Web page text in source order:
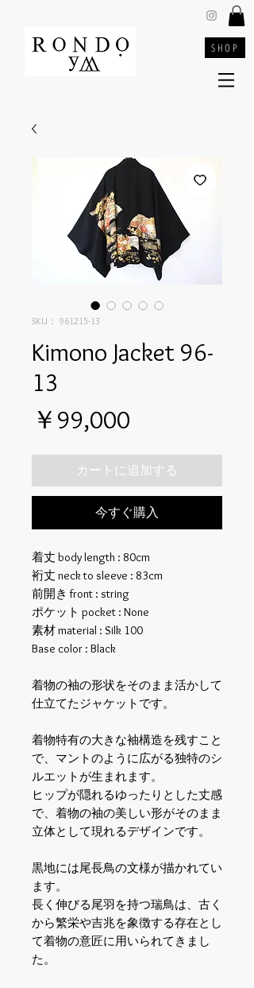
SHOP
SKU： 961215-13
Kimono Jacket 96-
13
￥99,000
格
カートに追加する
今すぐ購入
着丈 body length : 80cm
裄丈 neck to sleeve : 83cm
前開き front : string
ポケット pocket : None
素材 material : Silk 100
Base color : Black
着物の袖の形状をそのまま活かして
仕立てたジャケットです。
着物特有の大きな袖構造を残すこと
で、マントのように広がる独特のシ
ルエットが生まれます。
ヒップが隠れるゆったりとした丈感
で、着物の袖の美しい形がそのまま
立体として現れるデザインです。
黒地には尾長鳥の文様が描かれてい
ます。
長く伸びる尾羽を持つ瑞鳥は、古く
から繁栄や吉兆を象徴する存在とし
て着物の意匠に用いられてきまし
た。